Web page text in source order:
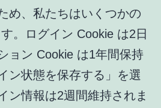
め、私たちはいくつかの
。ログイン Cookie は2日
ョン Cookie は1年間保持
ン状態を保存する」を選
ン情報は2週間維持されま